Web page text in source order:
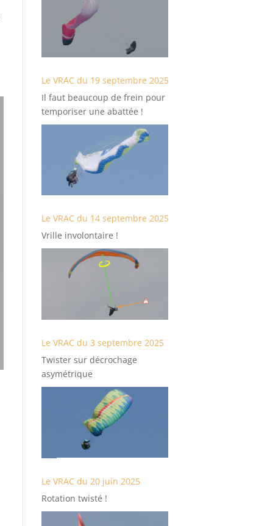
Le VRAC du 19 septembre 2025
Il faut beaucoup de frein pour
temporiser une abattée !
Le VRAC du 14 septembre 2025
Vrille involontaire !
Le VRAC du 3 septembre 2025
Twister sur décrochage
asymétrique
Le VRAC du 20 juin 2025
Rotation twisté !